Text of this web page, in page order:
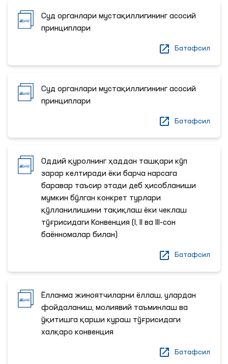
Суд органлари мустақиллигининг асосий
принциплари
Батафсил
Суд органлари мустақиллигининг асосий
принциплари
Батафсил
Оддий қуролнинг ҳаддан ташқари кўп
зарар келтиради ёки барча нарсага
баравар таъсир этади деб ҳисобланиши
мумкин бўлган конкрет турлари
қўлланилишини тақиқлаш ёки чеклаш
тўғрисидаги Конвенция (I, II ва III-сон
баённомалар билан)
Батафсил
Ёлланма жиноятчиларни ёллаш, улардан
фойдаланиш, молиявий таъминлаш ва
ўқитишга қарши кураш тўғрисидаги
халқаро конвенция
Батафсил